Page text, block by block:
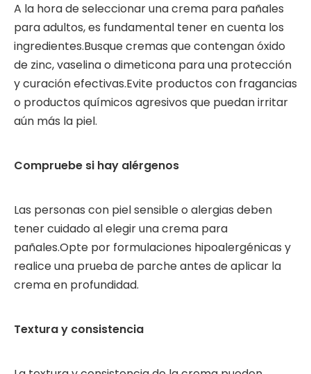
A la hora de seleccionar una crema para pañales
para adultos, es fundamental tener en cuenta los
ingredientes.Busque cremas que contengan óxido
de zinc, vaselina o dimeticona para una protección
y curación efectivas.Evite productos con fragancias
o productos químicos agresivos que puedan irritar
aún más la piel.
Compruebe si hay alérgenos
Las personas con piel sensible o alergias deben
tener cuidado al elegir una crema para
pañales.Opte por formulaciones hipoalergénicas y
realice una prueba de parche antes de aplicar la
crema en profundidad.
Textura y consistencia